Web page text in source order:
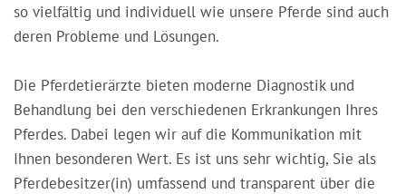
so vielfältig und individuell wie unsere Pferde sind auch
deren Probleme und Lösungen.
Die Pferdetierärzte bieten moderne Diagnostik und
Behandlung bei den verschiedenen Erkrankungen Ihres
Pferdes. Dabei legen wir auf die Kommunikation mit
Ihnen besonderen Wert. Es ist uns sehr wichtig, Sie als
Pferdebesitzer(in) umfassend und transparent über die